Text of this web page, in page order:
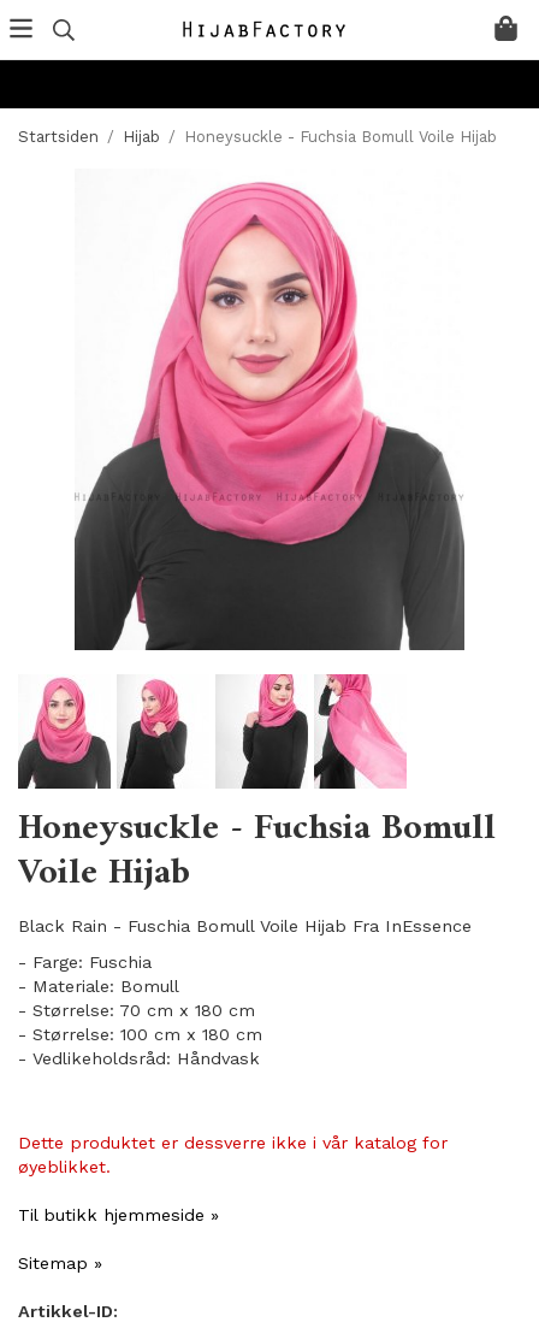
Startsiden / Hijab / Honeysuckle - Fuchsia Bomull Voile Hijab
Honeysuckle - Fuchsia Bomull
Voile Hijab
Black Rain - Fuschia Bomull Voile Hijab Fra InEssence
- Farge: Fuschia
- Materiale: Bomull
- Størrelse: 70 cm x 180 cm
- Størrelse: 100 cm x 180 cm
- Vedlikeholdsråd: Håndvask
Dette produktet er dessverre ikke i vår katalog for
øyeblikket.
Til butikk hjemmeside »
Sitemap »
Artikkel-ID: